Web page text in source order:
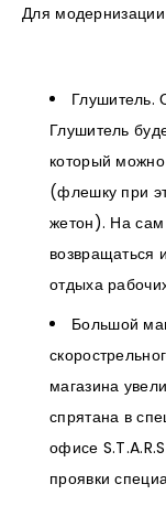
Для
Глушитель.
Глушитель
который
(флешку при
жетон). На сам
возвращаться
отдыха
Большой
магазина
спрятана в
офисе
проявки